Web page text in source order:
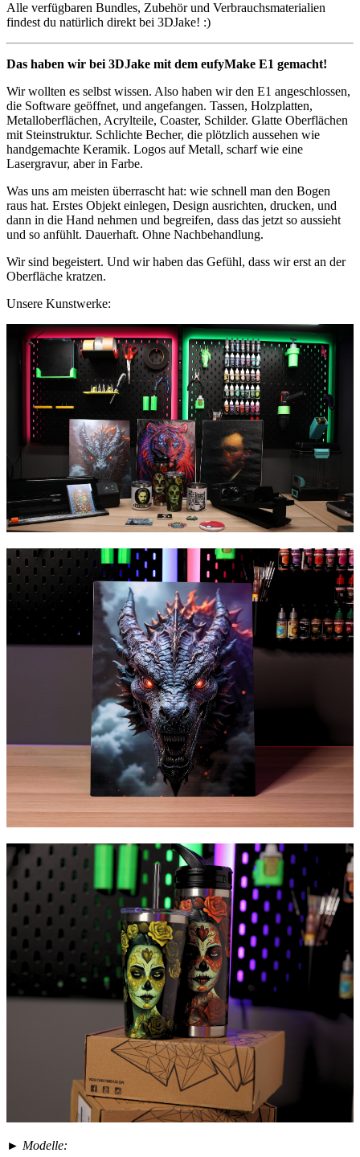
Alle verfügbaren Bundles, Zubehör und Verbrauchsmaterialien
findest du natürlich direkt bei 3DJake! :)
Das haben wir bei 3DJake mit dem eufyMake E1 gemacht!
Wir wollten es selbst wissen. Also haben wir den E1 angeschlossen,
die Software geöffnet, und angefangen. Tassen, Holzplatten,
Metalloberflächen, Acrylteile, Coaster, Schilder. Glatte Oberflächen
mit Steinstruktur. Schlichte Becher, die plötzlich aussehen wie
handgemachte Keramik. Logos auf Metall, scharf wie eine
Lasergravur, aber in Farbe.
Was uns am meisten überrascht hat: wie schnell man den Bogen
raus hat. Erstes Objekt einlegen, Design ausrichten, drucken, und
dann in die Hand nehmen und begreifen, dass das jetzt so aussieht
und so anfühlt. Dauerhaft. Ohne Nachbehandlung.
Wir sind begeistert. Und wir haben das Gefühl, dass wir erst an der
Oberfläche kratzen.
Unsere Kunstwerke:
► Modelle: